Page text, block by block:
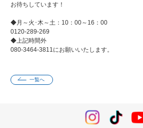
お待ちしています！
◆月～火･木～土：10：00～16：00
0120-289-269
◆上記時間外
080-3464-3811にお願いいたします。
一覧へ